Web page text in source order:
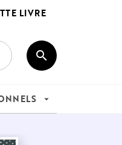
LIVRE
search
arrow_drop_down